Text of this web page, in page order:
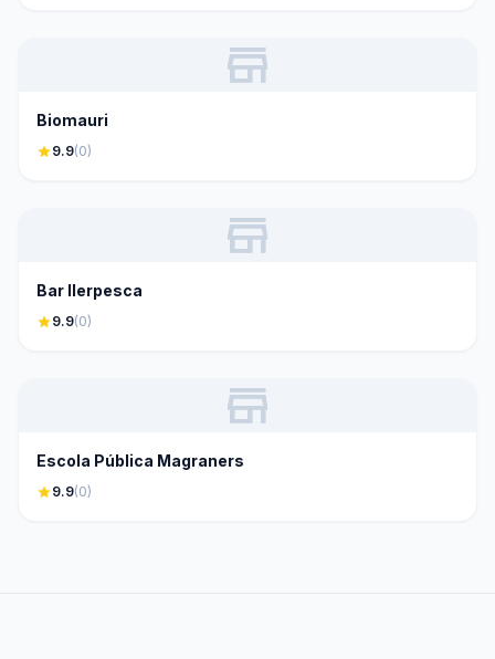
store
Biomauri
star9.9(0)
store
Bar Ilerpesca
star9.9(0)
store
Escola Pública Magraners
star9.9(0)